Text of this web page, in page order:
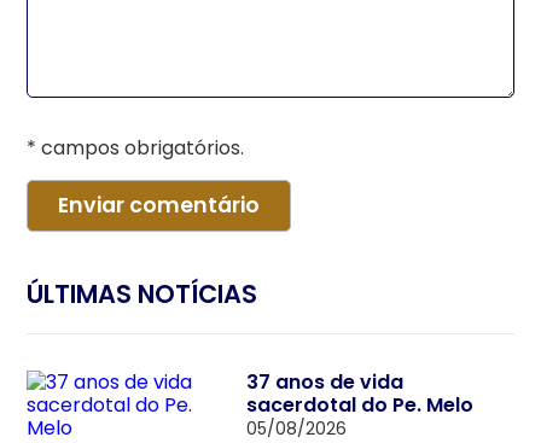
* campos obrigatórios.
ÚLTIMAS NOTÍCIAS
37 anos de vida
sacerdotal do Pe. Melo
05/08/2026